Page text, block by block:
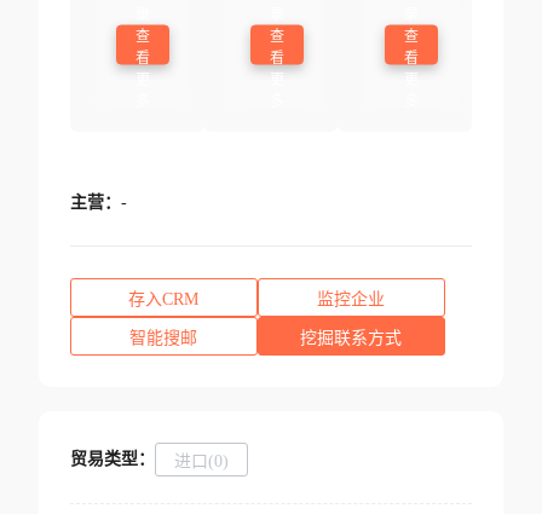
查
看
查
看
查
看
主营： -
存入CRM 监控企业
智能搜邮 挖掘联系方式
贸易类型： 进口(0)